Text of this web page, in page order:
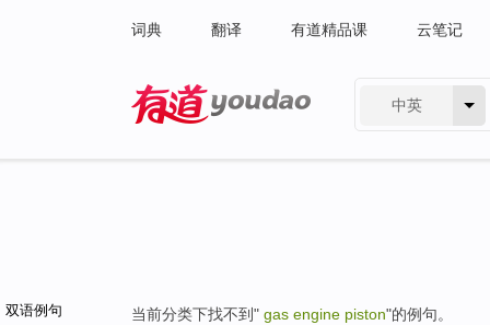
词典 翻译 有道精品课 云笔记
中英
双语例句 当前分类下找不到" gas engine piston"的例句。